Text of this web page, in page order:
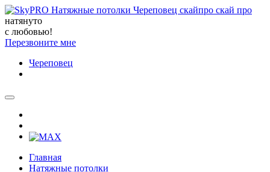
натянуто
с любовью!
Перезвоните мне
Череповец
Главная
Натяжные потолки